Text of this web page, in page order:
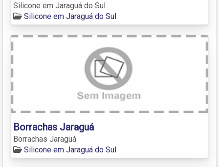
Silicone em Jaraguá do Sul.
Silicone em Jaraguá do Sul
Borrachas Jaraguá
Borrachas Jaraguá
Silicone em Jaraguá do Sul